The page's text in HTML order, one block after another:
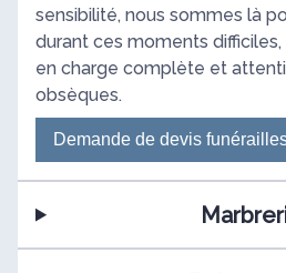
sensibilité, nous sommes là
durant ces moments difficiles,
en charge complète et
obsèques.
Demande de devis